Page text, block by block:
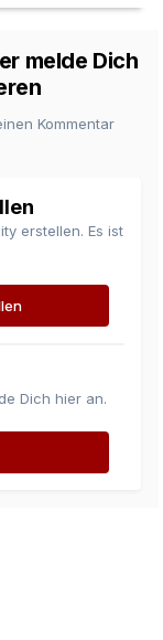
melde Dich
Kommentar
erstellen. Es ist
Dich hier an.